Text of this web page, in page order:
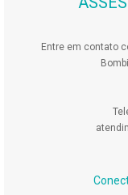
Entre em contato